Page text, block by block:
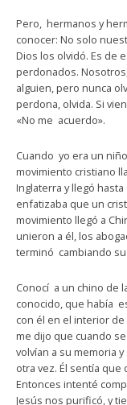
Pero, hermanos y
conocer: No solo
Dios los olvidó. Es de
perdonados.
alguien, pero nunca
perdona, olvida. Si
«No me acuerdo».
Cuando yo era un
movimiento cristiano
Inglaterra y llegó
enfatizaba que un
movimiento llegó a
unieron a él, los
terminó cambiando
Conocí a un chino de
conocido, que había
con él en el interior de
me dijo que cuando
volvían a su memoria
otra vez. Él sentía
Entonces intenté
Jesús nos purificó, y